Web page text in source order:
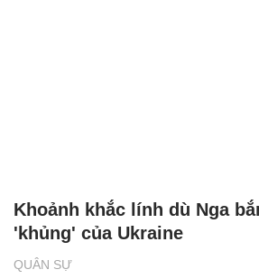
QUÂN SỰ
Khoảnh khắc lính dù Nga
'khủng' của Ukraine